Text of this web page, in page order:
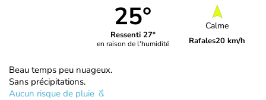
25°
Ressenti 27°
en raison de l'humidité
Calme
Rafales20 km/h
Beau temps peu nuageux.
Sans précipitations.
Aucun risque de pluie